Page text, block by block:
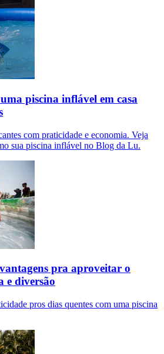
piscina inflável em casa
com praticidade e economia. Veja
sua piscina inflável no Blog da Lu.
pra aproveitar o
e diversão
pros dias quentes com uma piscina